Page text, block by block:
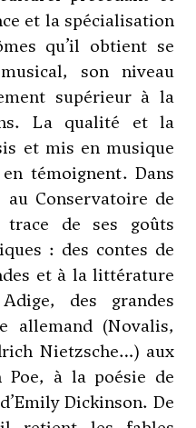
et la spécialisation
qu’il obtient se
son niveau
supérieur à la
La qualité et la
et mis en musique
témoignent. Dans
Conservatoire de
de ses goûts
: des contes de
et à la littérature
des grandes
allemand (Novalis,
Nietzsche…) aux
Poe, à la poésie de
Dickinson. De